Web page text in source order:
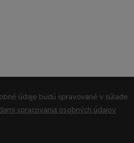
údaje budú spravované v súlade
spracovania osobných údajov.